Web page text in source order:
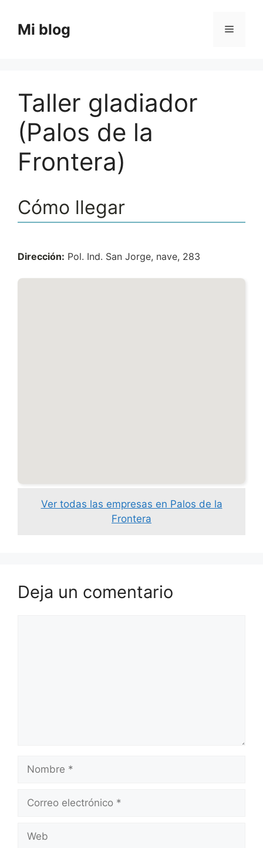
contenido
Mi blog Menú
Taller gladiador
(Palos de la
Frontera)
Cómo llegar
Dirección: Pol. Ind. San Jorge, nave, 283
Ver todas las empresas en Palos de la
Frontera
Deja un comentario
Nombre
Correo
Web